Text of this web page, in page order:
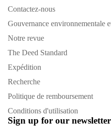
Contactez-nous
Gouvernance environnementale
Notre revue
The Deed Standard
Expédition
Recherche
Politique de remboursement
Conditions d'utilisation
Sign up for our newsletter